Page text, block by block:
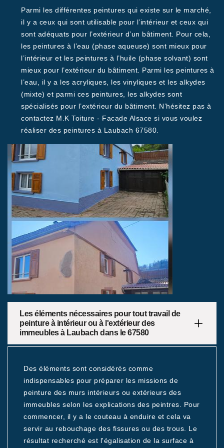
Parmi les différentes peintures qui existe sur le marché,
il y a ceux qui sont utilisable pour l’intérieur et ceux qui
sont adéquats pour l’extérieur d’un bâtiment. Pour cela,
les peintures à l’eau (phase aqueuse) sont mieux pour
l’intérieur et les peintures à l’huile (phase solvant) sont
mieux pour l’extérieur du bâtiment. Parmi les peintures à
l’eau, il y a les acryliques, les vinyliques et les alkydes
(mixte) et parmi ces peintures, les alkydes sont
spécialisés pour l’extérieur du bâtiment. N’hésitez pas à
contactez M.K Toiture - Facade Alsace si vous voulez
réaliser des peintures à Laubach 67580.
Les éléments nécessaires pour tout travail de
peinture à intérieur ou à l'extérieur des
immeubles à Laubach dans le 67580
Des éléments sont considérés comme
indispensables pour préparer les missions de
peinture des murs intérieurs ou extérieurs des
immeubles selon les explications des peintres. Pour
commencer, il y a le couteau à enduire et cela va
servir au rebouchage des fissures ou des trous. Le
résultat recherché est l'égalisation de la surface à